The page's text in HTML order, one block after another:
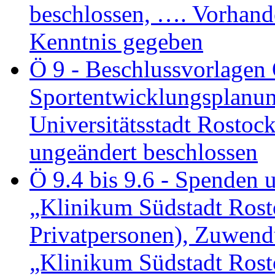
beschlossen, ….
Kenntnis gegeben
Ö 9 - Beschlussvorlagen
Universitätsstadt
ungeändert beschlossen
Ö 9.4 bis 9.6 -
„Klinikum Südstadt
Privatpersonen),
„Klinikum Südstadt